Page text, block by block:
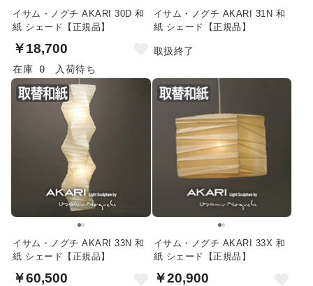
イサム・ノグチ AKARI 30D 和
紙 シェード【正規品】
￥18,700
在庫 0 入荷待ち
イサム・ノグチ AKARI 31N 和
紙 シェード【正規品】
取扱終了
イサム・ノグチ AKARI 33N 和
紙 シェード【正規品】
￥60,500
イサム・ノグチ AKARI 33X 和
紙 シェード【正規品】
￥20,900